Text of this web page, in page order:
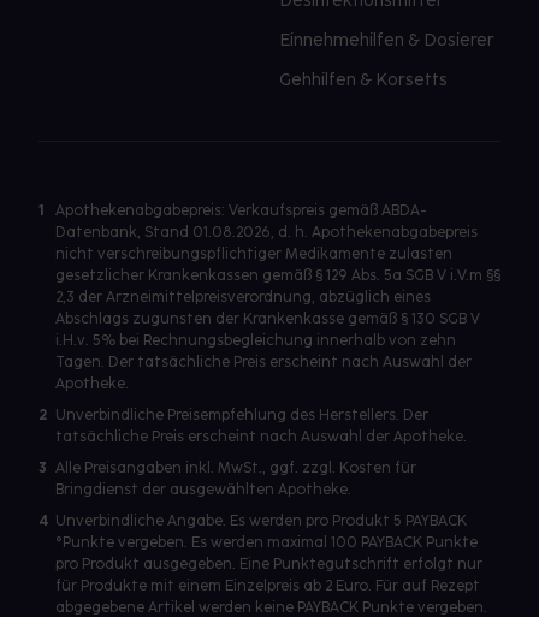
Einnehmehilfen & Dosierer
Gehhilfen & Korsetts
1
Apothekenabgabepreis: Verkaufspreis gemäß ABDA-
Datenbank, Stand 01.08.2026, d. h. Apothekenabgabepreis
nicht verschreibungspflichtiger Medikamente zulasten
gesetzlicher Krankenkassen gemäß § 129 Abs. 5a SGB V i.V.m §§
2,3 der Arzneimittelpreisverordnung, abzüglich eines
Abschlags zugunsten der Krankenkasse gemäß § 130 SGB V
i.H.v. 5% bei Rechnungsbegleichung innerhalb von zehn
Tagen. Der tatsächliche Preis erscheint nach Auswahl der
Apotheke.
2 Unverbindliche Preisempfehlung des Herstellers. Der
tatsächliche Preis erscheint nach Auswahl der Apotheke.
3 Alle Preisangaben inkl. MwSt., ggf. zzgl. Kosten für
Bringdienst der ausgewählten Apotheke.
4 Unverbindliche Angabe. Es werden pro Produkt 5 PAYBACK
°Punkte vergeben. Es werden maximal 100 PAYBACK Punkte
pro Produkt ausgegeben. Eine Punktegutschrift erfolgt nur
für Produkte mit einem Einzelpreis ab 2 Euro. Für auf Rezept
abgegebene Artikel werden keine PAYBACK Punkte vergeben.